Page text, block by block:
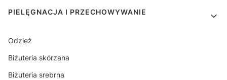
PIELĘGNACJA I PRZECHOWYWANIE
Odzież
Biżuteria skórzana
Biżuteria srebrna